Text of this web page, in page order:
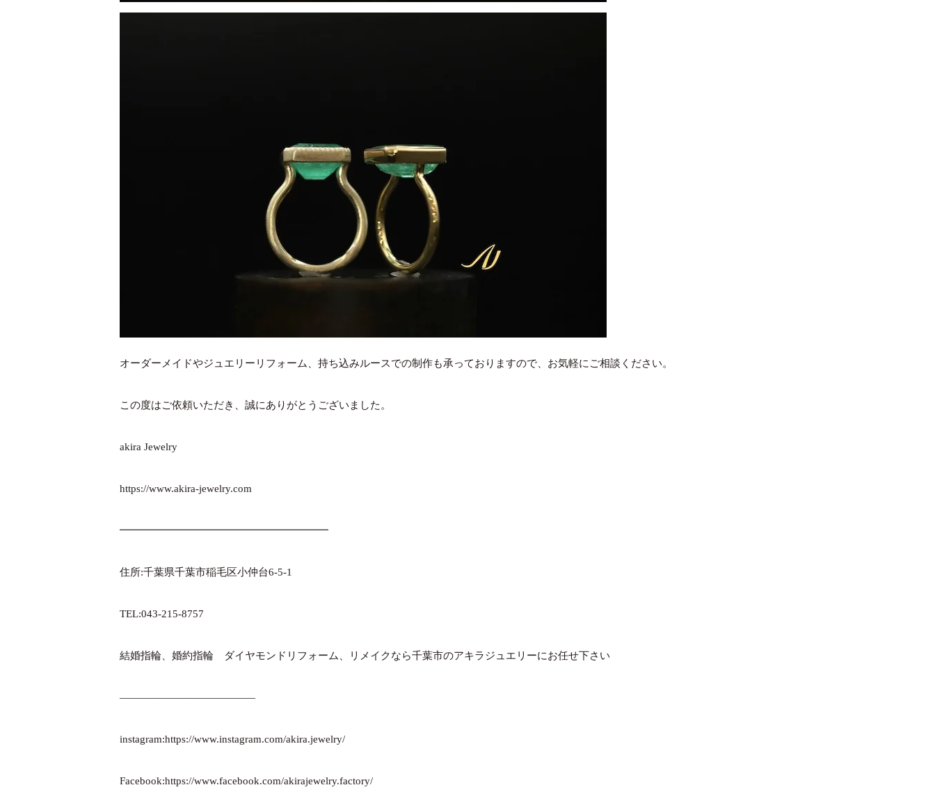
オーダーメイドやジュエリーリフォーム、持ち込みルースでの制作も承っておりますので、お気軽にご相談ください。
この度はご依頼いただき、誠にありがとうございました。
akira Jewelry
https://www.akira-jewelry.com
━━━━━━━━━━━━━━━━━━━━
住所:千葉県千葉市稲毛区小仲台6-5-1
TEL:043-215-8757
結婚指輪、婚約指輪 ダイヤモンドリフォーム、リメイクなら千葉市のアキラジュエリーにお任せ下さい
—————————————
instagram:https://www.instagram.com/akira.jewelry/
Facebook:https://www.facebook.com/akirajewelry.factory/